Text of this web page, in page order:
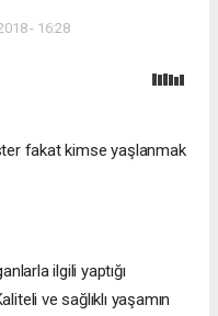
- 16:28
fakat kimse yaşlanmak
ilgili yaptığı
ve sağlıklı yaşamın